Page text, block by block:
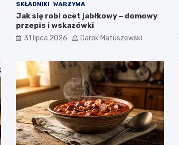
SKŁADNIKI WARZYWA
Jak się robi ocet jabłkowy – domowy
przepis i wskazówki
31 lipca 2026 Darek Matuszewski